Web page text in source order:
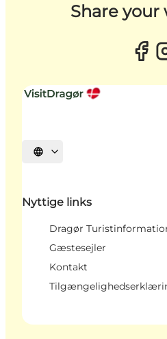
Share your
Vælg sprog
Nyttige links
Dragør
Gæstesejler
Kontakt